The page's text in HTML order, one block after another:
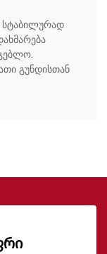
სტაბილურად
გუნდისთან